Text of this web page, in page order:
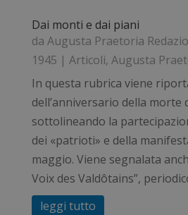
Dai monti e dai piani
da Augusta Praetoria
1945 | Articoli, Augusta
In questa rubrica viene
dell’anniversario della morte
sottolineando la
dei «patrioti» e della
maggio. Viene segnalata
Voix des Valdôtains”,
leggi tutto